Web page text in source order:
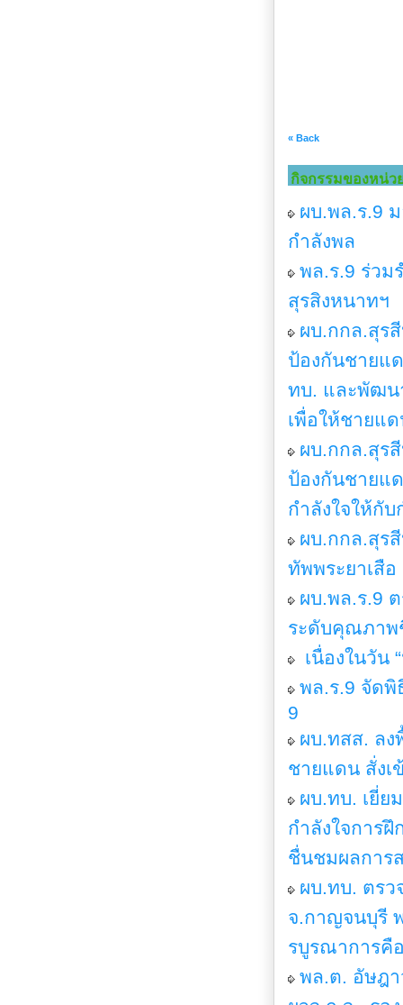
« Back
กิจกรรมของหน่ว
ผบ.พล.ร.9
กำลังพล
พล.ร.9 ร่วม
สุรสิงหนาทฯ
ผบ.กกล.สุร
ป้องกันชายแ
ทบ. และพัฒน
เพื่อให้ชายแ
ผบ.กกล.สุร
ป้องกันชายแ
กำลังใจให้กับ
ผบ.กกล.สุร
ทัพพระยาเสื
ผบ.พล.ร.9
ระดับคุณภาพ
เนื่องในวัน
พล.ร.9 จัดพิ
9
ผบ.ทสส. ลง
ชายแดน สั่ง
ผบ.ทบ. เยี่ย
กำลังใจการ
ชื่นชมผลการ
ผบ.ทบ. ตรว
จ.กาญจนบุรี
รบูรณาการคื
พล.ต. อัษฎา